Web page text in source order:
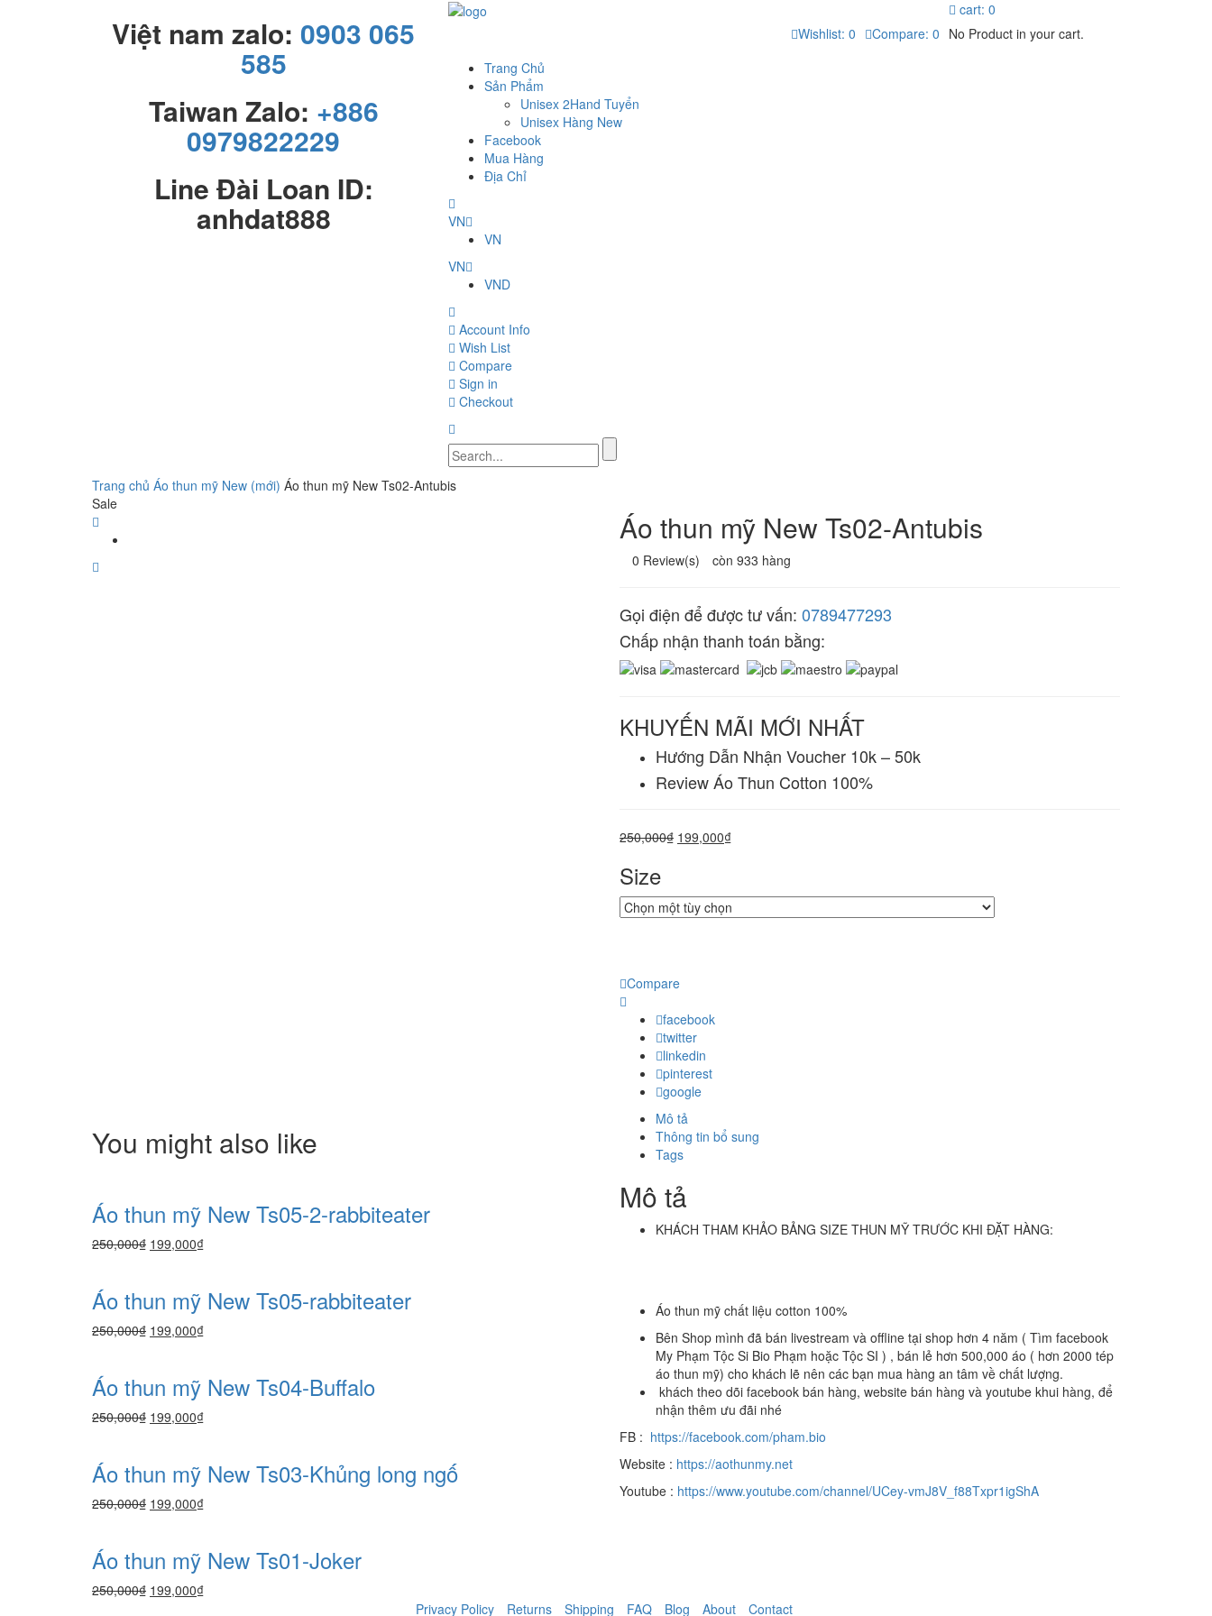
Việt nam zalo: 0903 065
585
Taiwan Zalo: +886
0979822229
Line Đài Loan ID:
anhdat888
Wishlist: 0 Compare: 0
cart: 0
No Product in your cart.
Trang Chủ
Sản Phẩm
Unisex 2Hand Tuyển
Unisex Hàng New
Facebook
Mua Hàng
Địa Chỉ
VN
VN
VN
VND
Account Info
Wish List
Compare
Sign in
Checkout
Trang chủ Áo thun mỹ New (mới) Áo thun mỹ New Ts02-Antubis
Sale
Áo thun mỹ New Ts02-Antubis
0 Review(s) còn 933 hàng
Gọi điện để được tư vấn: 0789477293
Chấp nhận thanh toán bằng:
KHUYẾN MÃI MỚI NHẤT
Hướng Dẫn Nhận Voucher 10k – 50k
Review Áo Thun Cotton 100%
250,000₫ 199,000₫
Size
Compare
facebook
twitter
linkedin
pinterest
google
You might also like
Áo thun mỹ New Ts05-2-rabbiteater
250,000₫ 199,000₫
Áo thun mỹ New Ts05-rabbiteater
250,000₫ 199,000₫
Áo thun mỹ New Ts04-Buffalo
250,000₫ 199,000₫
Áo thun mỹ New Ts03-Khủng long ngố
250,000₫ 199,000₫
Áo thun mỹ New Ts01-Joker
250,000₫ 199,000₫
Mô tả
Thông tin bổ sung
Tags
Mô tả
KHÁCH THAM KHẢO BẢNG SIZE THUN MỸ TRƯỚC KHI ĐẶT HÀNG:
Áo thun mỹ chất liệu cotton 100%
Bên Shop mình đã bán livestream và offline tại shop hơn 4 năm ( Tìm facebook
My Phạm Tộc Si Bio Phạm hoặc Tộc SI ) , bán lẻ hơn 500,000 áo ( hơn 2000 tép
áo thun mỹ) cho khách lẽ nên các bạn mua hàng an tâm về chất lượng.
khách theo dõi facebook bán hàng, website bán hàng và youtube khui hàng, để
nhận thêm ưu đãi nhé
FB : https://facebook.com/pham.bio
Website : https://aothunmy.net
Youtube : https://www.youtube.com/channel/UCey-vmJ8V_f88Txpr1igShA
Privacy Policy Returns Shipping FAQ Blog About Contact